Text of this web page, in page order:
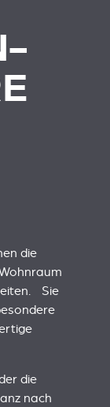
die
Sie
die
nach